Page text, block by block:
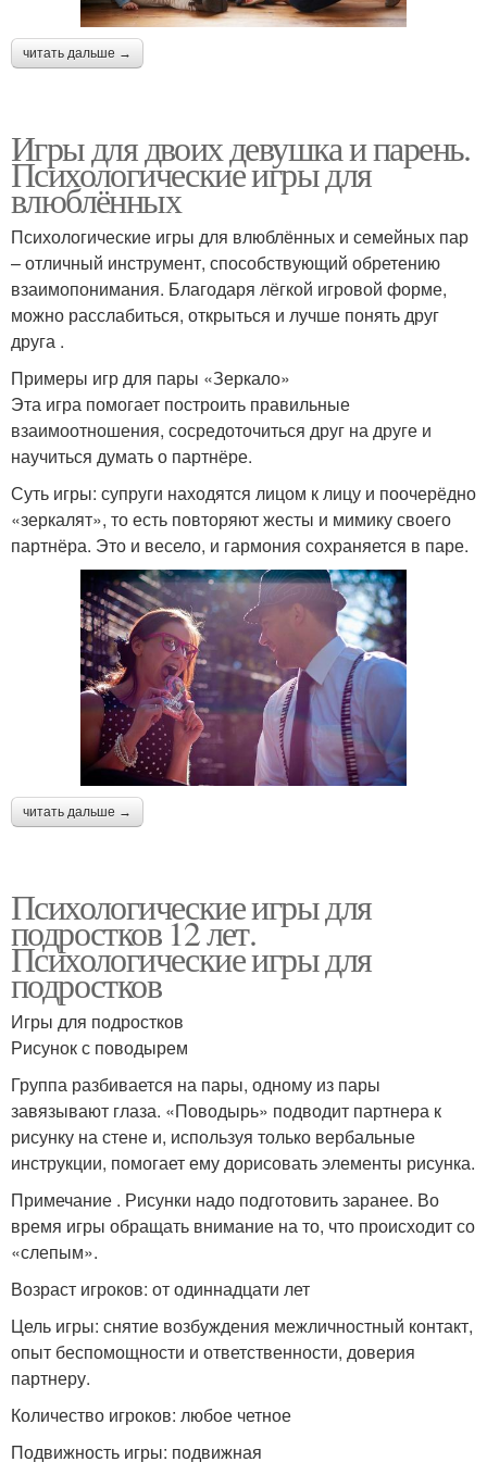
читать дальше →
Игры для двоих девушка и парень.
Психологические игры для
влюблённых
Психологические игры для влюблённых и семейных пар
– отличный инструмент, способствующий обретению
взаимопонимания. Благодаря лёгкой игровой форме,
можно расслабиться, открыться и лучше понять друг
друга .
Примеры игр для пары «Зеркало»
Эта игра помогает построить правильные
взаимоотношения, сосредоточиться друг на друге и
научиться думать о партнёре.
Суть игры: супруги находятся лицом к лицу и поочерёдно
«зеркалят», то есть повторяют жесты и мимику своего
партнёра. Это и весело, и гармония сохраняется в паре.
читать дальше →
Психологические игры для
подростков 12 лет.
Психологические игры для
подростков
Игры для подростков
Рисунок с поводырем
Группа разбивается на пары, одному из пары
завязывают глаза. «Поводырь» подводит партнера к
рисунку на стене и, используя только вербальные
инструкции, помогает ему дорисовать элементы рисунка.
Примечание . Рисунки надо подготовить заранее. Во
время игры обращать внимание на то, что происходит со
«слепым».
Возраст игроков: от одиннадцати лет
Цель игры: снятие возбуждения межличностный контакт,
опыт беспомощности и ответственности, доверия
партнеру.
Количество игроков: любое четное
Подвижность игры: подвижная